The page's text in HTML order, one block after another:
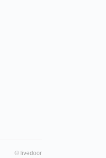
© livedoor